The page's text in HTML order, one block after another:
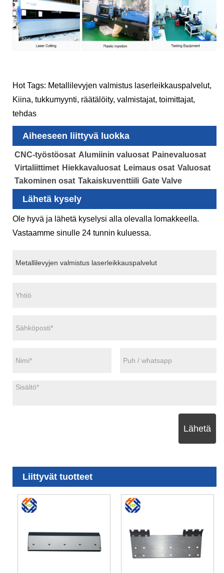
Hot Tags: Metallilevyjen valmistus laserleikkauspalvelut,
Kiina, tukkumyynti, räätälöity, valmistajat, toimittajat,
tehdas
Aiheeseen liittyvä luokka
CNC-työstöosat Alumiinin valuosat Painevaluosat
Virtaliittimet Hiekkavaluosat Leimaus osat Valuosat
Takominen osat Takaiskuventtiili Gate Valve
Lähetä kysely
Ole hyvä ja lähetä kyselysi alla olevalla lomakkeella.
Vastaamme sinulle 24 tunnin kuluessa.
Lähetä
Liittyvät tuotteet